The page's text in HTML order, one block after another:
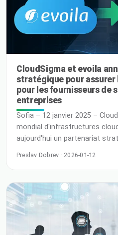
CloudSigma et evoila
stratégique pour
pour les fournisseurs de
entreprises
Sofia – 12 janvier 2025 –
mondial d'infrastructures
aujourd'hui un partenariat
spécialiste de VMware et
importants de l'écosystème
répond à la demande
cherchent à protéger les V
Preslav Dobrev · 2026-01-12